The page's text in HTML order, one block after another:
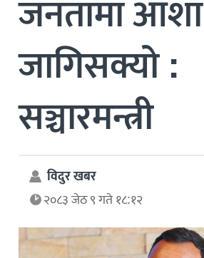
जनतामा आशा
जागिसक्यो :
सञ्चारमन्त्री
विदुर खबर
२०८३ जेठ ९ गते १८:१२